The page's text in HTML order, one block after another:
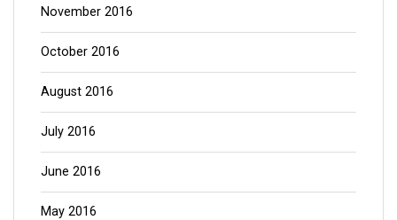
November 2016
October 2016
August 2016
July 2016
June 2016
May 2016